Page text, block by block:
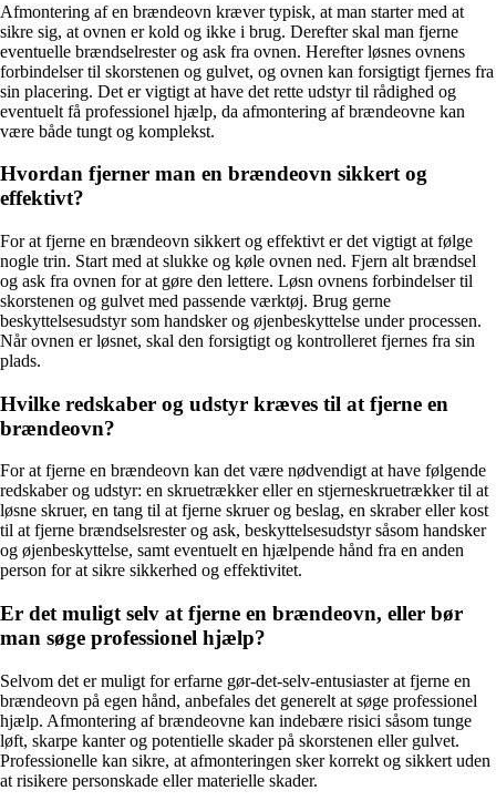
Afmontering af en brændeovn kræver typisk, at man starter med at
sikre sig, at ovnen er kold og ikke i brug. Derefter skal man fjerne
eventuelle brændselrester og ask fra ovnen. Herefter løsnes ovnens
forbindelser til skorstenen og gulvet, og ovnen kan forsigtigt fjernes fra
sin placering. Det er vigtigt at have det rette udstyr til rådighed og
eventuelt få professionel hjælp, da afmontering af brændeovne kan
være både tungt og komplekst.
Hvordan fjerner man en brændeovn sikkert og
effektivt?
For at fjerne en brændeovn sikkert og effektivt er det vigtigt at følge
nogle trin. Start med at slukke og køle ovnen ned. Fjern alt brændsel
og ask fra ovnen for at gøre den lettere. Løsn ovnens forbindelser til
skorstenen og gulvet med passende værktøj. Brug gerne
beskyttelsesudstyr som handsker og øjenbeskyttelse under processen.
Når ovnen er løsnet, skal den forsigtigt og kontrolleret fjernes fra sin
plads.
Hvilke redskaber og udstyr kræves til at fjerne en
brændeovn?
For at fjerne en brændeovn kan det være nødvendigt at have følgende
redskaber og udstyr: en skruetrækker eller en stjerneskruetrækker til at
løsne skruer, en tang til at fjerne skruer og beslag, en skraber eller kost
til at fjerne brændselsrester og ask, beskyttelsesudstyr såsom handsker
og øjenbeskyttelse, samt eventuelt en hjælpende hånd fra en anden
person for at sikre sikkerhed og effektivitet.
Er det muligt selv at fjerne en brændeovn, eller bør
man søge professionel hjælp?
Selvom det er muligt for erfarne gør-det-selv-entusiaster at fjerne en
brændeovn på egen hånd, anbefales det generelt at søge professionel
hjælp. Afmontering af brændeovne kan indebære risici såsom tunge
løft, skarpe kanter og potentielle skader på skorstenen eller gulvet.
Professionelle kan sikre, at afmonteringen sker korrekt og sikkert uden
at risikere personskade eller materielle skader.